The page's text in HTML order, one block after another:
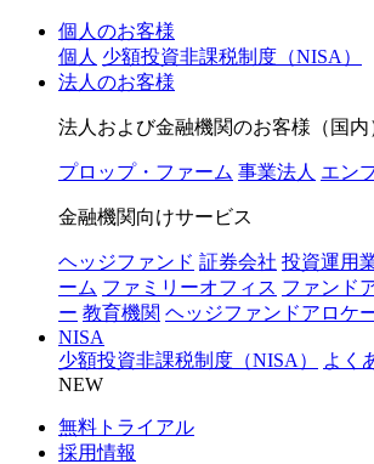
個人のお客様
個人 少額投資非課税制度（NISA）
法人のお客様
法人および金融機関のお客様（国内
プロップ・ファーム 事業法人 エン
金融機関向けサービス
ヘッジファンド 証券会社 投資運用
ーム ファミリーオフィス ファンド
ー 教育機関 ヘッジファンドアロケ
NISA
少額投資非課税制度（NISA）
よく
NEW
無料トライアル
採用情報